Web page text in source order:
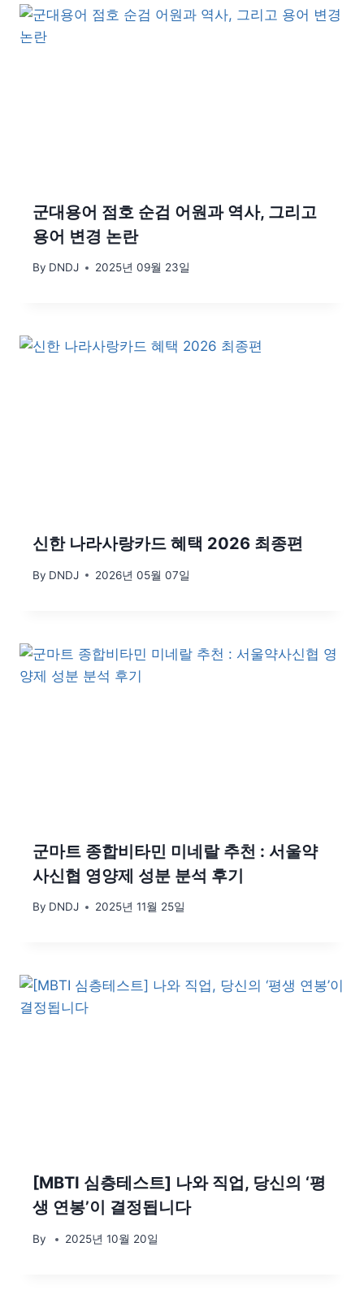
군대용어 점호 순검 어원과 역사, 그리고
용어 변경 논란
By DNDJ 2025년 09월 23일
신한 나라사랑카드 혜택 2026 최종편
By DNDJ 2026년 05월 07일
군마트 종합비타민 미네랄 추천 : 서울약
사신협 영양제 성분 분석 후기
By DNDJ 2025년 11월 25일
[MBTI 심층테스트] 나와 직업, 당신의 ‘평
생 연봉’이 결정됩니다
By 2025년 10월 20일